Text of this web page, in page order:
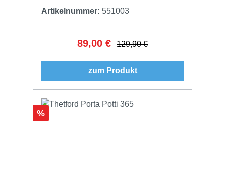
Artikelnummer: 551003
Verkaufspreis:
89,00 € Regulärer Preis:
129,90 €
zum Produkt
Rabatt
%